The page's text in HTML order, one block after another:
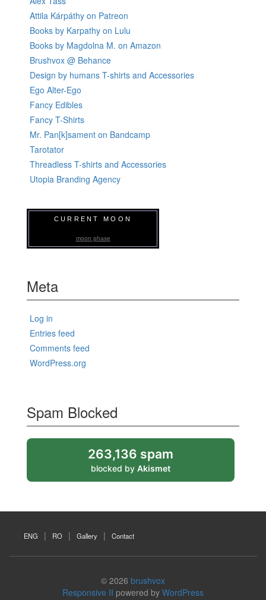
Attila Kárpáthy on Patreon
Books by Karpathy on Lulu
Books by Magdolna M. on Amazon
Brushvox @ Behance
Design by humans T-shirts and Accessories
Ego Alter-Ego
Fancy Edibles
Fancy T-Shirts
Mr. Pan[k]sament on Bandcamp
Tarotator
Threadless T-shirts and Accessories
Utopia Branding Agency
CURRENT MOON
moon phase
Meta
Log in
Entries feed
Comments feed
WordPress.org
Spam Blocked
263,136 spam
blocked by Akismet
ENG RO Gallery Contact
© 2026 brushvox
Responsive II powered by WordPress